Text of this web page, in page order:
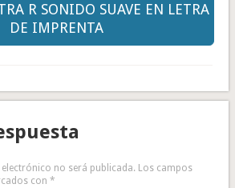
R SONIDO SUAVE EN LETRA
DE IMPRENTA
no será publicada. Los campos
con *